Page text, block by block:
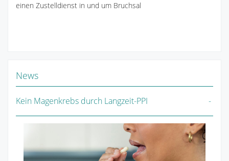
einen Zustelldienst in und um Bruchsal
News
Kein Magenkrebs durch Langzeit-PPI